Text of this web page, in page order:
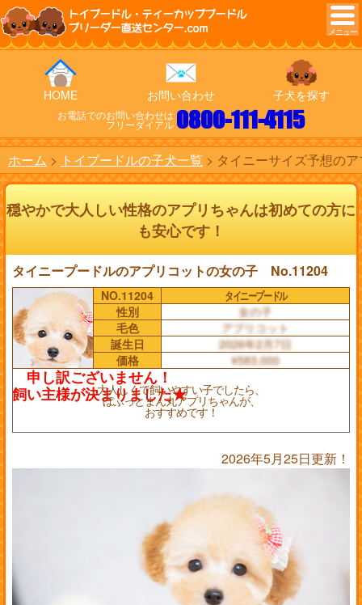
トイプードル・ティーカッププードル
ブリーダー直送センター.com
HOME お問い合わせ 子犬を探す
お電話でのお問い合わせは
フリーダイアル 0800-111-4115
ホーム トイプードルの子犬一覧 タイニーサイズ予想の
穏やかで大人しい性格のアプリちゃんは初めての方に
も安心です！
タイニープードルのアプリコットの女の子 No.11204
NO.11204
タイニープードル
性別
女の子
毛色
アプリコット
誕生日
2026年2月7日
価格
¥583,000
大人しくて飼いやすい子でしたら、
ぼふっとまん丸アプリちゃんが、
おすすめです！
2026年5月25日更新！